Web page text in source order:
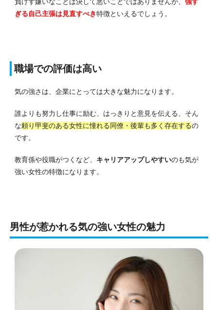
ぎる自己主張は見直すべき特徴といえるでしょう。
職場での評価は高い
気の強さは、企業にとっては大きな魅力になります。
誰よりも努力し仕事に励む、はっきりと意見を伝える、そん
な頼り甲斐のある女性に憧れる同僚・後輩も多く存在するの
です。
教育係や役職がつくなど、 キャリアアップしやすいのも気が
強い女性の特徴になります。
男性が惹かれる気の強い女性の魅力